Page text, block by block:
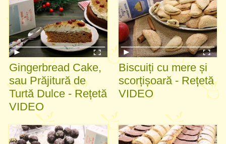
Gingerbread Cake,
sau Prăjitură de
Turtă Dulce - Rețetă
VIDEO
Biscuiți cu mere și
scorțișoară - Rețetă
VIDEO